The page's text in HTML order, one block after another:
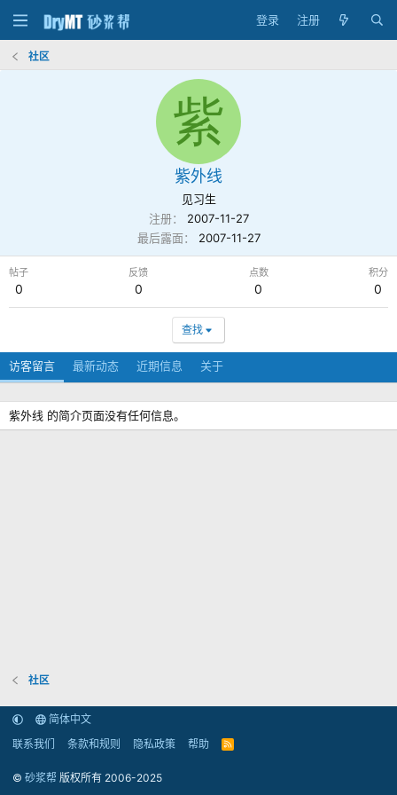
登录 注册
社区
紫
紫外线
见习生
注册
2007-11-27
最后露面
2007-11-27
帖子
0
反馈
0
点数
0
积分
0
查找
访客留言 最新动态 近期信息 关于
紫外线 的简介页面没有任何信息。
社区
简体中文
联系我们
条款和规则 隐私政策 帮助
R
© 砂浆帮 版权所有 2006-2025